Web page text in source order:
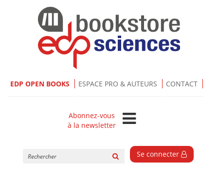
EDP OPEN BOOKS ESPACE PRO & AUTEURS CONTACT
Abonnez-vous
à la newsletter
Se connecter